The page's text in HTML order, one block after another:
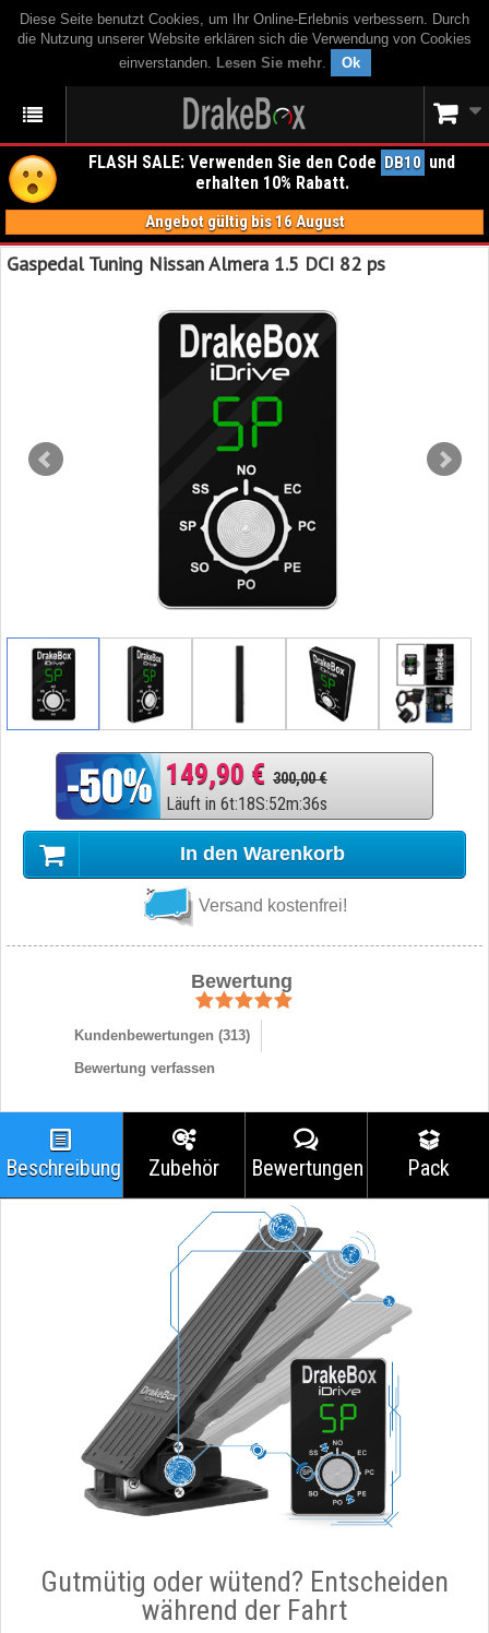
Diese Seite benutzt Cookies, um Ihr Online-Erlebnis verbessern. Durch
die Nutzung unserer Website erklären sich die Verwendung von Cookies
einverstanden. Lesen Sie mehr. Ok
FLASH SALE: Verwenden Sie den Code DB10 und
erhalten 10% Rabatt.
Angebot gültig bis 16 August
Gaspedal Tuning Nissan Almera 1.5 DCI 82 ps
149,90 € 300,00 €
Läuft in 6t:18S:52m:36s
In den Warenkorb
Versand kostenfrei!
Bewertung
Kundenbewertungen (313)
Bewertung verfassen
Beschreibung Zubehör Bewertungen Pack
Gutmütig oder wütend? Entscheiden
während der Fahrt